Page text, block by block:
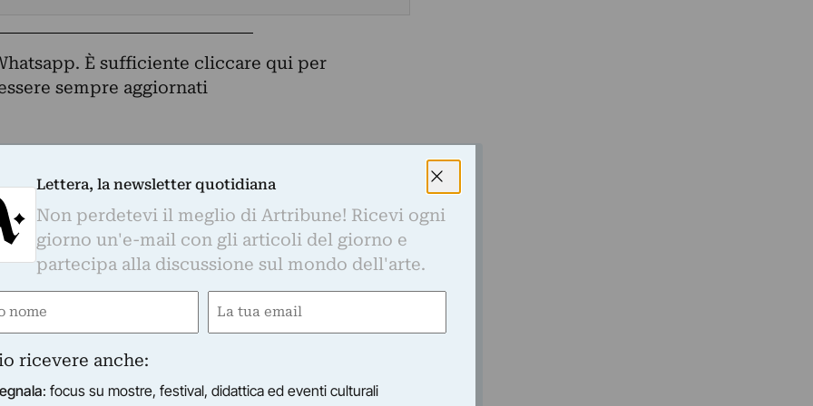
È sufficiente cliccare qui per
sempre aggiornati
di Artribune! Ricevi ogni giorno un'e-mail con gli
alla discussione sul mondo dell'arte.
Email
su mostre, festival, didattica ed eventi culturali
sul mercato dell'arte
sulla rigenerazione urbana
su moda e cultura
Lettera, la newsletter quotidiana
Non perdetevi il meglio di Artribune! Ricevi ogni
giorno un'e-mail con gli articoli del giorno e
partecipa alla discussione sul mondo dell'arte.
Email
ricevere anche:
: focus su mostre, festival, didattica ed eventi culturali